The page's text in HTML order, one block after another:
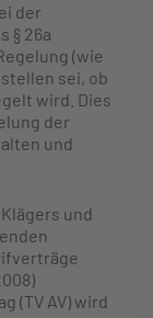
der
§ 26a
(wie
sei, ob
wird. Dies
der
und
und
(TV AV) wird